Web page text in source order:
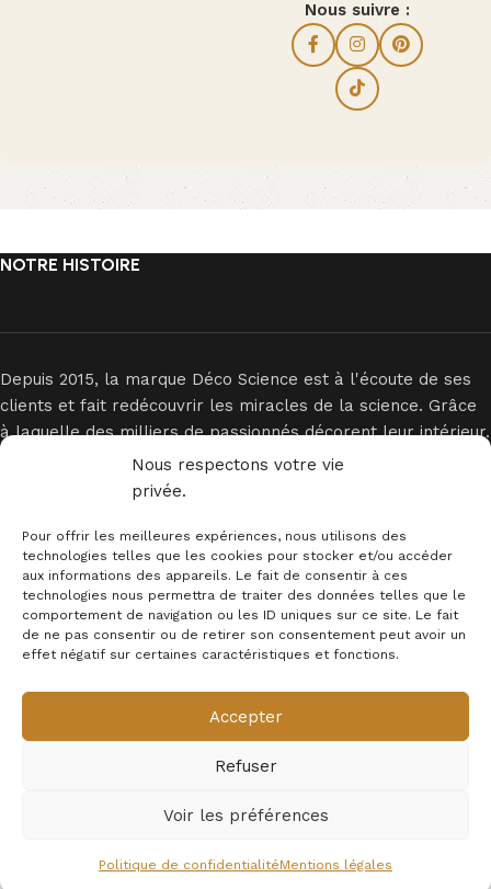
Nous respectons votre vie
privée.
Pour offrir les meilleures expériences, nous utilisons des
technologies telles que les cookies pour stocker et/ou accéder
aux informations des appareils. Le fait de consentir à ces
technologies nous permettra de traiter des données telles que le
comportement de navigation ou les ID uniques sur ce site. Le fait
de ne pas consentir ou de retirer son consentement peut avoir un
effet négatif sur certaines caractéristiques et fonctions.
Accepter
Refuser
Voir les préférences
Politique de confidentialitéMentions légales
Nous suivre :
NOTRE HISTOIRE
Depuis 2015, la marque Déco Science est à l'écoute de ses
clients et fait redécouvrir les miracles de la science. Grâce
à laquelle des milliers de passionnés décorent leur intérieur.
INFORMATIONS
MENTION LEGALES
Newsletter
© 2025 - Déco Science
Astronaute
avec Fusée
–
des
dès